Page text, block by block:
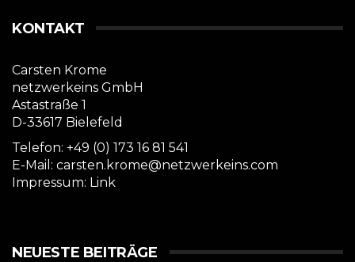
KONTAKT
Carsten Krome
netzwerkeins GmbH
Astastraße 1
D-33617 Bielefeld
Telefon: +49 (0) 173 16 81 541
E-Mail: carsten.krome@netzwerkeins.com
Impressum: Link
NEUESTE BEITRÄGE